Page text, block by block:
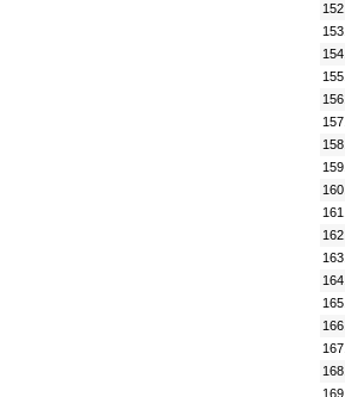
152.
153.
154.
155.
156.
157.
158.
159.
160.
161.
162.
163.
164.
165.
166.
167.
168.
169.